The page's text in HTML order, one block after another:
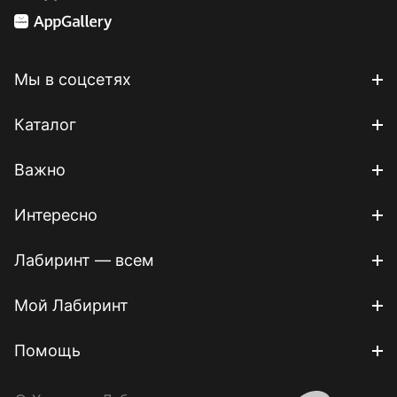
Мы в соцсетях
Каталог
Важно
Интересно
Лабиринт — всем
Мой Лабиринт
Помощь